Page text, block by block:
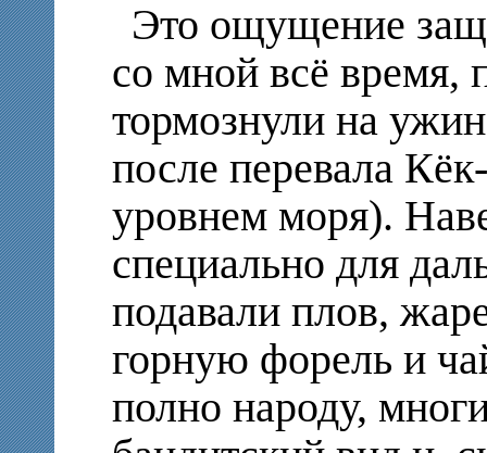
Это ощущение
со мной всё время,
тормознули на
после перевала
уровнем моря).
специально для
подавали плов,
горную форель и
полно народу,